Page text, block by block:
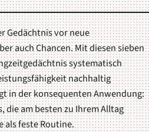
Gedächtnis vor neue
auch Chancen. Mit diesen sieben
systematisch
nachhaltig
in der konsequenten Anwendung:
die am besten zu Ihrem Alltag
als feste Routine.